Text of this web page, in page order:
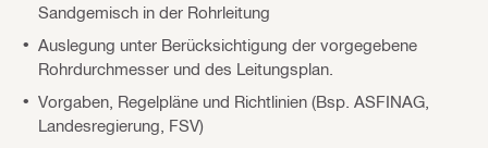
Sandgemisch in der Rohrleitung
Auslegung unter Berücksichtigung der vorgegebene
Rohrdurchmesser und des Leitungsplan.
Vorgaben, Regelpläne und Richtlinien (Bsp. ASFINAG,
Landesregierung, FSV)